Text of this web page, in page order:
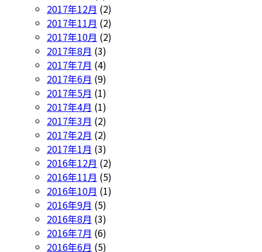
2017年12月 (2)
2017年11月 (2)
2017年10月 (2)
2017年8月 (3)
2017年7月 (4)
2017年6月 (9)
2017年5月 (1)
2017年4月 (1)
2017年3月 (2)
2017年2月 (2)
2017年1月 (3)
2016年12月 (2)
2016年11月 (5)
2016年10月 (1)
2016年9月 (5)
2016年8月 (3)
2016年7月 (6)
2016年6月 (5)